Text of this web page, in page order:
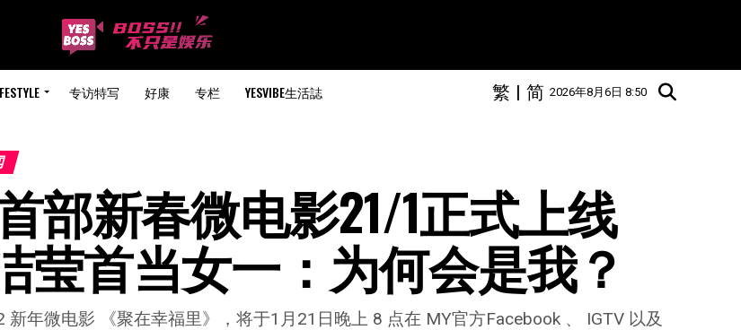
专访特写 好康 专栏 YESVIBE生活誌 2026年8月6日 8:50
简
|
繁
部新春微电影21/1正式上线
莹首当女一：为何会是我？
新年微电影 《聚在幸福里》，将于1月21日晚上 8 点在 MY官方Facebook 、 IGTV 以及